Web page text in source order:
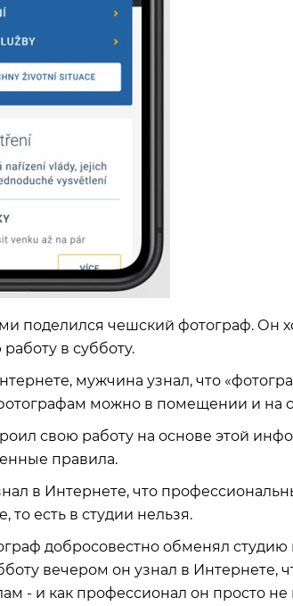
поделился чешский фотограф. Он
в субботу.
мужчина узнал, что
можно в помещении и на
свою работу на основе этой
правила.
в Интернете, что
то есть в студии нельзя.
добросовестно обменял студию
вечером он узнал в Интернете,
- и как профессионал он просто